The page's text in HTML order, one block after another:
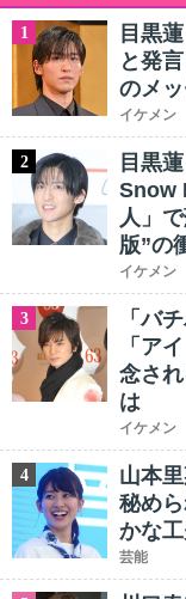
1
目黒
と発
のメ
イケメン
2
目黒
Snow
人」
版”の
イケメン
3
「バ
「ア
念さ
は
イケメン
4
山本
秘め
かな
芸能